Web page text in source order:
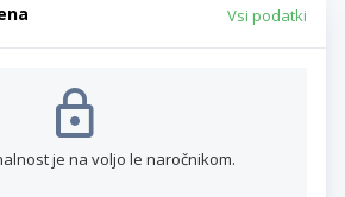
Vsi podatki
je na voljo le naročnikom.